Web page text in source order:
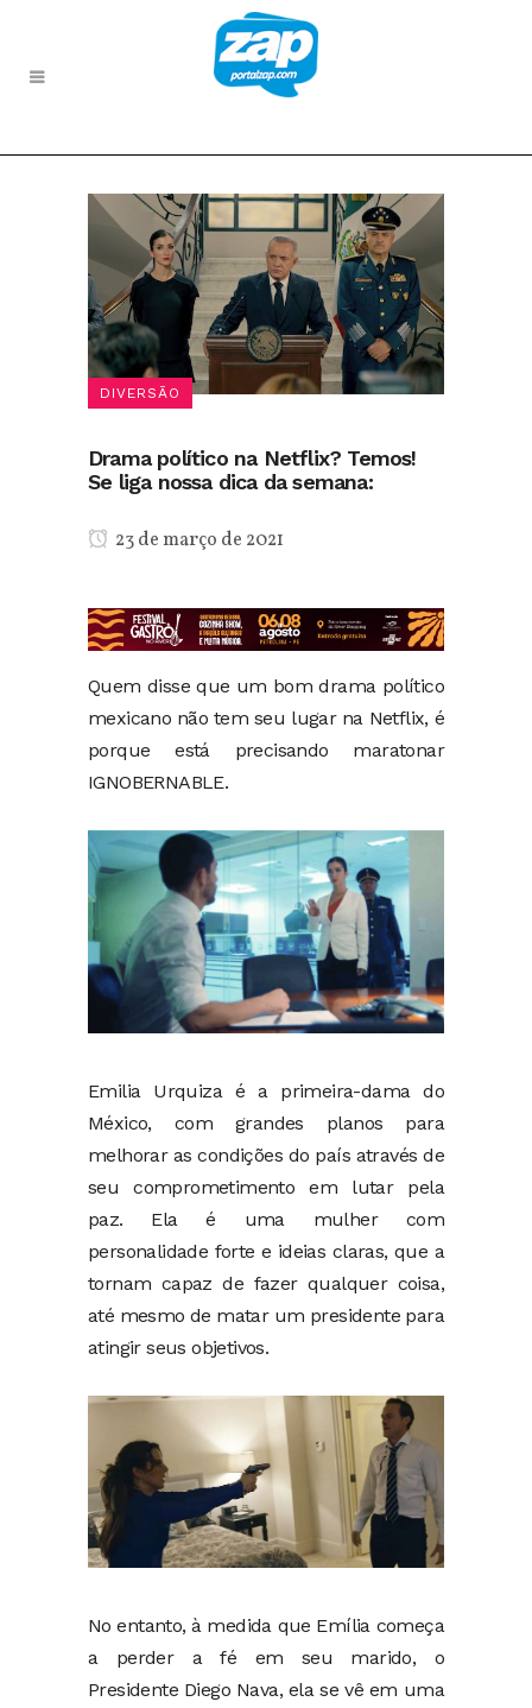
DIVERSÃO
Drama político na Netflix? Temos!
Se liga nossa dica da semana:
23 de março de 2021
Quem disse que um bom drama político
mexicano não tem seu lugar na Netflix, é
porque está precisando maratonar
IGNOBERNABLE.
Emilia Urquiza é a primeira-dama do
México, com grandes planos para
melhorar as condições do país através de
seu comprometimento em lutar pela
paz. Ela é uma mulher com
personalidade forte e ideias claras, que a
tornam capaz de fazer qualquer coisa,
até mesmo de matar um presidente para
atingir seus objetivos.
No entanto, à medida que Emília começa
a perder a fé em seu marido, o
Presidente Diego Nava, ela se vê em uma